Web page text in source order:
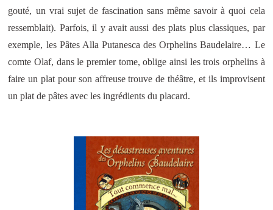
gouté, un vrai sujet de fascination sans même savoir à quoi cela
ressemblait). Parfois, il y avait aussi des plats plus classiques, par
exemple, les Pâtes Alla Putanesca des Orphelins Baudelaire… Le
comte Olaf, dans le premier tome, oblige ainsi les trois orphelins à
faire un plat pour son affreuse trouve de théâtre, et ils improvisent
un plat de pâtes avec les ingrédients du placard.